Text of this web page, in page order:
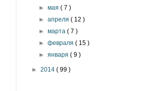
►мая( 7 )
►апреля( 12 )
►марта( 7 )
►февраля( 15 )
►января( 9 )
► 2014 ( 99 )